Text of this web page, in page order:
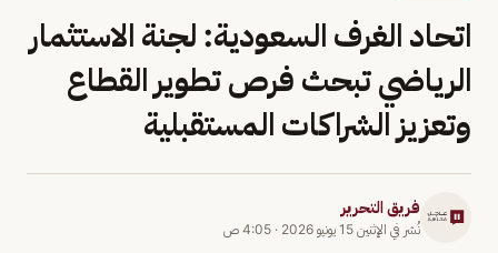
اتحاد الغرف السعودية: لجنة الاستثمار
الرياضي تبحث فرص تطوير القطاع
وتعزيز الشراكات المستقبلية
فريق التحرير
نُشر في الإثنين 15 يونيو 2026 · 4:05 ص